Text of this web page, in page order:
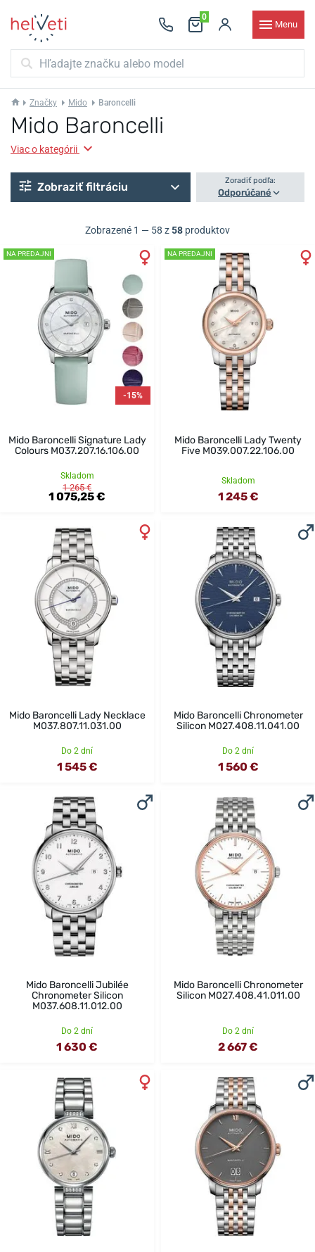
0
Menu
Značky Mido Baroncelli
Mido Baroncelli
Viac o kategórii
Zobraziť filtráciu Zoradiť podľa:
Odporúčané
Zobrazené 1 — 58 z58 produktov
NA PREDAJNI
-15%
Mido Baroncelli Signature Lady
Colours M037.207.16.106.00
Skladom
1 265 €
1 075,25 €
NA PREDAJNI
Mido Baroncelli Lady Twenty
Five M039.007.22.106.00
Skladom
1 245 €
Mido Baroncelli Lady Necklace
M037.807.11.031.00
Do 2 dní
1 545 €
Mido Baroncelli Chronometer
Silicon M027.408.11.041.00
Do 2 dní
1 560 €
Mido Baroncelli Jubilée
Chronometer Silicon
M037.608.11.012.00
Do 2 dní
1 630 €
Mido Baroncelli Chronometer
Silicon M027.408.41.011.00
Do 2 dní
2 667 €